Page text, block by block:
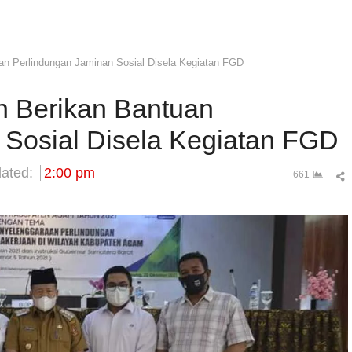
Perlindungan Jaminan Sosial Disela Kegiatan FGD
Berikan Bantuan
Disela Kegiatan FGD
2:00 pm
661